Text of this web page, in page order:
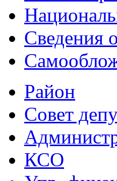
Сведения
Район
Совет
КСО